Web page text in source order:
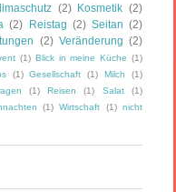
(2) Kosmetik (2)
(2) Reistag (2) Seitan (2)
(2) Veränderung (2)
(1) Blick in meine Küche (1)
(1) Gesellschaft (1) Milch
(1)
(1) Reisen (1) Salat
(1)
(1) Wirtschaft (1) nicht